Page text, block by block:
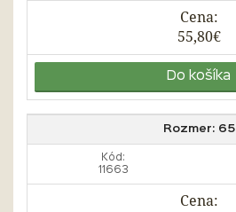
Cena:
55,80€
Do košíka
Rozmer: 65
Kód:
11663
Cena: